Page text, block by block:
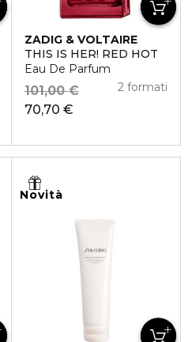
ZADIG & VOLTAIRE
THIS IS HER! RED HOT
Eau De Parfum
70,70 €
101,00 € 2 formati
Novità